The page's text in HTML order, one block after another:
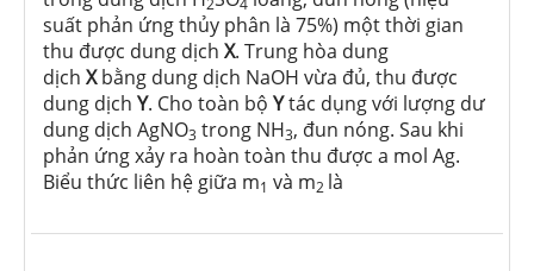
2 4
suất phản ứng thủy phân là 75%) một thời gian
thu được dung dịch X. Trung hòa dung
dịch Xbằng dung dịch NaOH vừa đủ, thu được
dung dịch Y. Cho toàn bộ Ytác dụng với lượng dư
dung dịch AgNO3 trong NH3, đun nóng. Sau khi
phản ứng xảy ra hoàn toàn thu được a mol Ag.
Biểu thức liên hệ giữa m1 và m2 là